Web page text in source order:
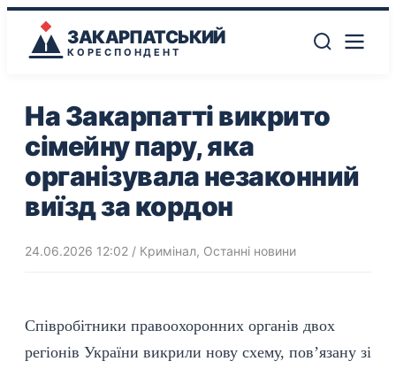
ЗАКАРПАТСЬКИЙ
КОРЕСПОНДЕНТ
На Закарпатті викрито
сімейну пару, яка
організувала незаконний
виїзд за кордон
24.06.2026 12:02 / Кримінал, Останні новини
Співробітники правоохоронних органів двох
регіонів України викрили нову схему, пов’язану зі